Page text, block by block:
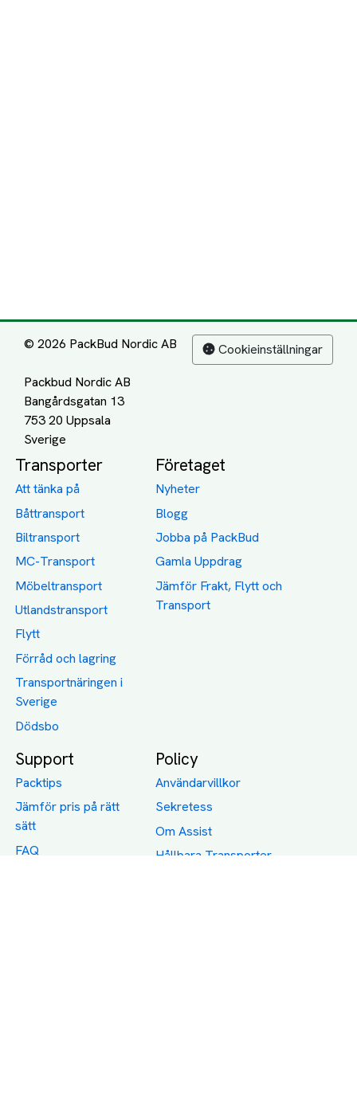
© 2026 PackBud Nordic AB
Packbud Nordic AB
Bangårdsgatan 13
753 20 Uppsala
Cookieinställningar
Transporter
Att tänka på
Båttransport
Biltransport
MC-Transport
Möbeltransport
Utlandstransport
Flytt
Förråd och lagring
Transportnäringen i
Sverige
Dödsbo
Företaget
Nyheter
Blogg
Jobba på PackBud
Gamla Uppdrag
Jämför Frakt, Flytt och
Transport
Support
Packtips
Jämför pris på rätt
sätt
FAQ
Policy
Användarvillkor
Sekretess
Om Assist
Hållbara Transporter